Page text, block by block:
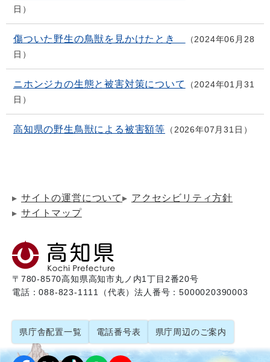
日
傷ついた野生の鳥獣を見かけたとき
2024年06月28
日
ニホンジカの生態と被害対策について
2024年01月31
日
高知県の野生鳥獣による被害額等 2026年07月31日
サイトの運営について
アクセシビリティ方針
サイトマップ
〒780-8570高知県高知市丸ノ内1丁目2番20号
電話：088-823-1111（代表）法人番号：5000020390003
県庁舎配置一覧 電話番号表 県庁周辺のご案内